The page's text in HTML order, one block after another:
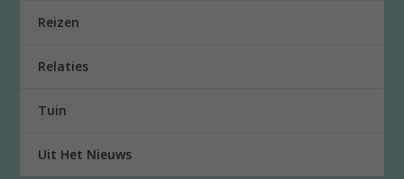
Reizen
Relaties
Tuin
Uit Het Nieuws